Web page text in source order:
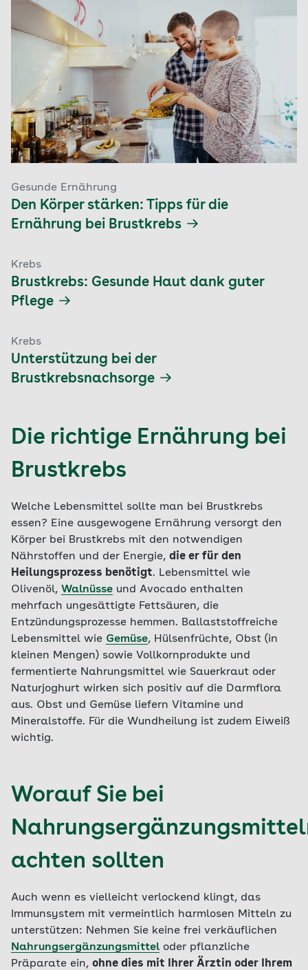
Gesunde Ernährung
Den Körper stärken: Tipps für die
Ernährung bei Brustkrebs
Krebs
Brustkrebs: Gesunde Haut dank guter
Pflege
Krebs
Unterstützung bei der
Brustkrebsnachsorge
Die richtige Ernährung bei
Brustkrebs
Welche Lebensmittel sollte man bei Brustkrebs
essen? Eine ausgewogene Ernährung versorgt den
Körper bei Brustkrebs mit den notwendigen
Nährstoffen und der Energie, die er für den
Heilungsprozess benötigt. Lebensmittel wie
Olivenöl, Walnüsse und Avocado enthalten
mehrfach ungesättigte Fettsäuren, die
Entzündungsprozesse hemmen. Ballaststoffreiche
Lebensmittel wie Gemüse, Hülsenfrüchte, Obst (in
kleinen Mengen) sowie Vollkornprodukte und
fermentierte Nahrungsmittel wie Sauerkraut oder
Naturjoghurt wirken sich positiv auf die Darmflora
aus. Obst und Gemüse liefern Vitamine und
Mineralstoffe. Für die Wundheilung ist zudem Eiweiß
wichtig.
Worauf Sie bei
achten sollten
Auch wenn es vielleicht verlockend klingt, das
Immunsystem mit vermeintlich harmlosen Mitteln zu
unterstützen: Nehmen Sie keine frei verkäuflichen
Nahrungsergänzungsmittel oder pflanzliche
Präparate ein, ohne dies mit Ihrer Ärztin oder Ihrem